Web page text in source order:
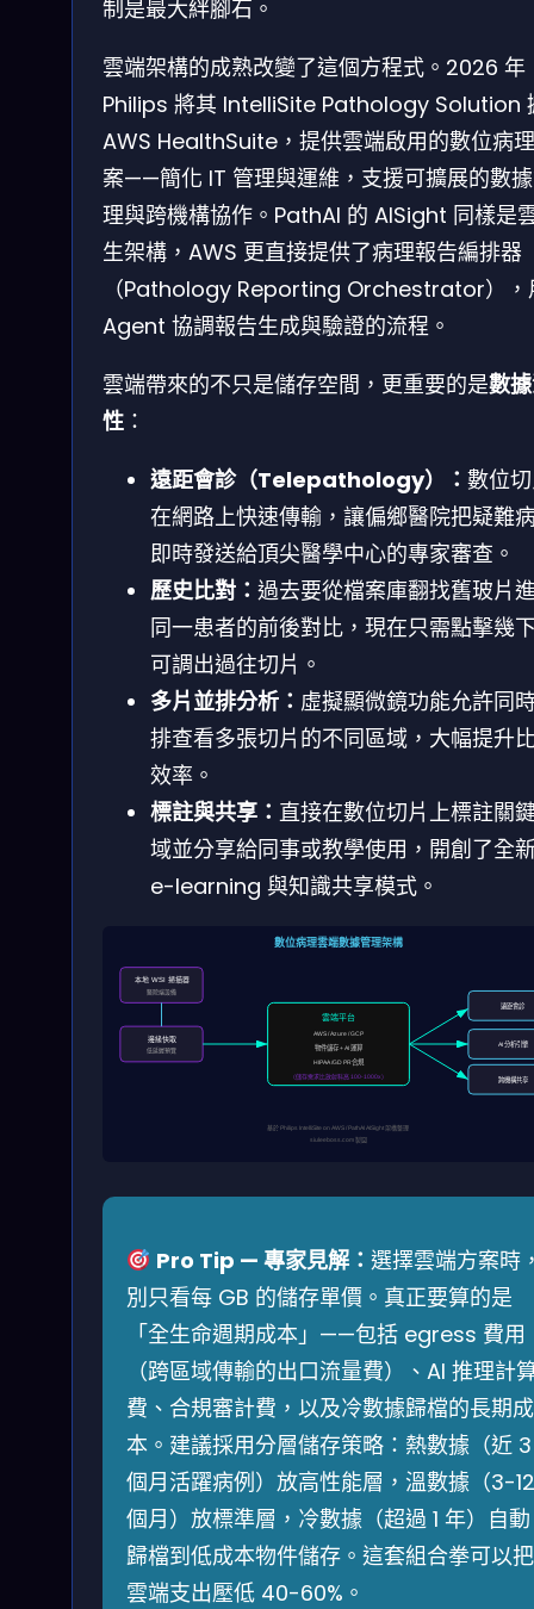
制是最大絆腳石。
雲端架構的成熟改變了這個方程式。2026 年
Philips 將其 IntelliSite Pathology Solution
AWS HealthSuite，提供雲端啟用的數位病
案——簡化 IT 管理與運維，支援可擴展的數
理與跨機構協作。PathAI 的 AISight 同樣是
生架構，AWS 更直接提供了病理報告編排器
（Pathology Reporting Orchestrator），
Agent 協調報告生成與驗證的流程。
雲端帶來的不只是儲存空間，更重要的是數
性 ：
遠距會診（Telepathology）： 數位
在網路上快速傳輸，讓偏鄉醫院把疑難
即時發送給頂尖醫學中心的專家審查。
歷史比對： 過去要從檔案庫翻找舊玻片
同一患者的前後對比，現在只需點擊幾
可調出過往切片。
多片並排分析： 虛擬顯微鏡功能允許同
排查看多張切片的不同區域，大幅提升
效率。
標註與共享： 直接在數位切片上標註關
域並分享給同事或教學使用，開創了全
e-learning 與知識共享模式。
數位病理雲端數據管理架構
本地 WSI 掃描器
醫院端設備
邊緣快取
低延遲預覽
雲端平台
AWS / Azure / GCP
物件儲存 + AI 運算
HIPAA / GDPR 合規
（儲存需求比放射科高 100-1000x）
遠距會診
AI 分析引擎
跨機構共享
基於 Philips IntelliSite on AWS / PathAI AISight 架構整理
siuleeboss.com 製圖
Pro Tip — 專家見解： 選擇雲端方案時
別只看每 GB 的儲存單價。真正要算的是
「全生命週期成本」——包括 egress 費用
（跨區域傳輸的出口流量費）、AI 推理計
費、合規審計費，以及冷數據歸檔的長期成
本。建議採用分層儲存策略：熱數據（近 3
個月活躍病例）放高性能層，溫數據（3-12
個月）放標準層，冷數據（超過 1 年）自動
歸檔到低成本物件儲存。這套組合拳可以把
雲端支出壓低 40-60%。